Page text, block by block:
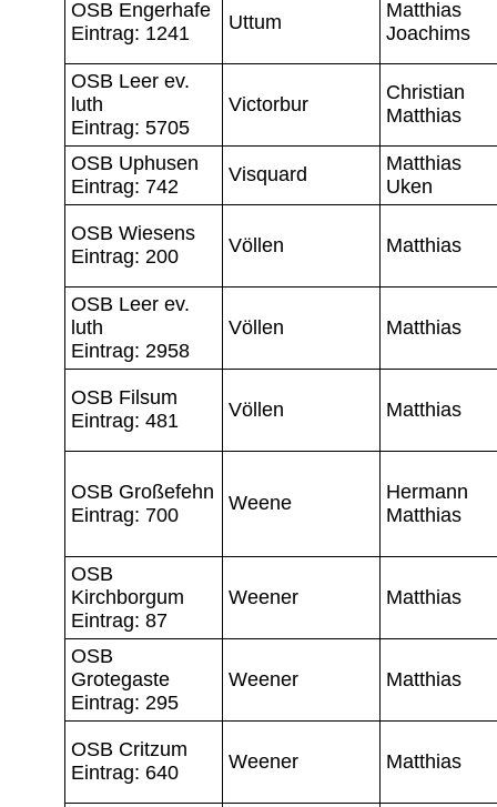
OSB Engerhafe
Eintrag: 1241
Uttum
Matthias
Joachims
OSB Leer ev.
luth
Eintrag: 5705
Victorbur
Christian
Matthias
OSB Uphusen
Eintrag: 742
Visquard
Matthias
Uken
OSB Wiesens
Eintrag: 200
Völlen Matthias
OSB Leer ev.
luth
Eintrag: 2958
Völlen Matthias
OSB Filsum
Eintrag: 481
Völlen Matthias
OSB Großefehn
Eintrag: 700
Weene
Hermann
Matthias
OSB
Kirchborgum
Eintrag: 87
Weener Matthias
OSB
Grotegaste
Eintrag: 295
Weener Matthias
OSB Critzum
Eintrag: 640
Weener Matthias